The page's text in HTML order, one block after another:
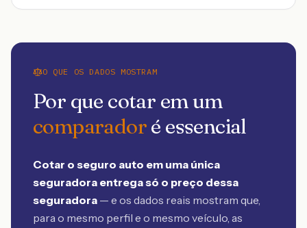
O QUE OS DADOS MOSTRAM
Por que cotar em um
comparadoré essencial
Cotar o seguro auto em uma única
seguradora entrega só o preço dessa
seguradora — e os dados reais mostram que,
para o mesmo perfil e o mesmo veículo, as